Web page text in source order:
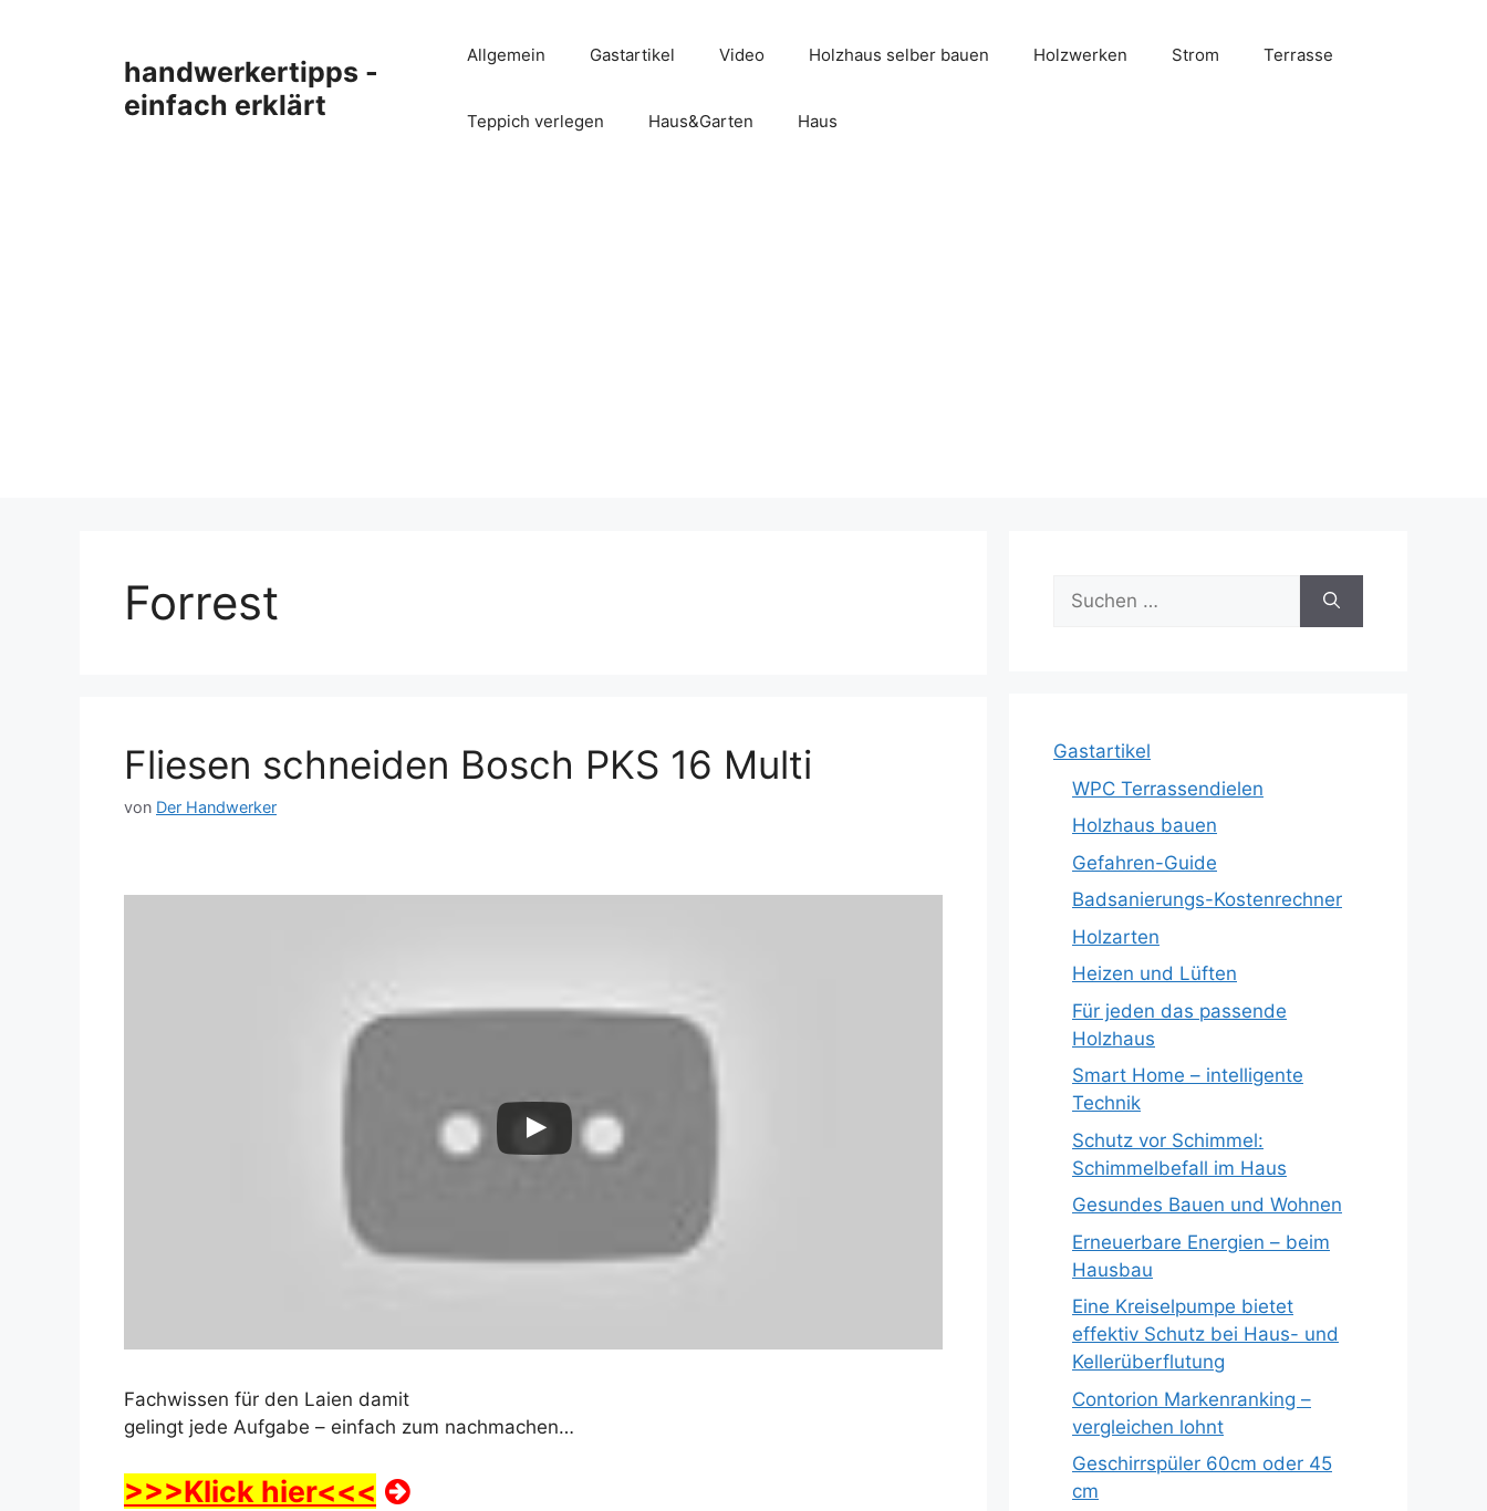
handwerkertipps -
einfach erklärt
Allgemein Gastartikel Video Holzhaus selber bauen Holzwerken Strom Terrasse
Teppich verlegen Haus&Garten Haus
Forrest
Fliesen schneiden Bosch PKS 16 Multi
von Der Handwerker
Fachwissen für den Laien damit
gelingt jede Aufgabe – einfach zum nachmachen…
>>>Klick hier<<<
Suche
nach:
Gastartikel
WPC Terrassendielen
Holzhaus bauen
Gefahren-Guide
Badsanierungs-Kostenrechner
Holzarten
Heizen und Lüften
Für jeden das passende
Holzhaus
Smart Home – intelligente
Technik
Schutz vor Schimmel:
Schimmelbefall im Haus
Gesundes Bauen und Wohnen
Erneuerbare Energien – beim
Hausbau
Eine Kreiselpumpe bietet
effektiv Schutz bei Haus- und
Kellerüberflutung
Contorion Markenranking –
vergleichen lohnt
Geschirrspüler 60cm oder 45
cm